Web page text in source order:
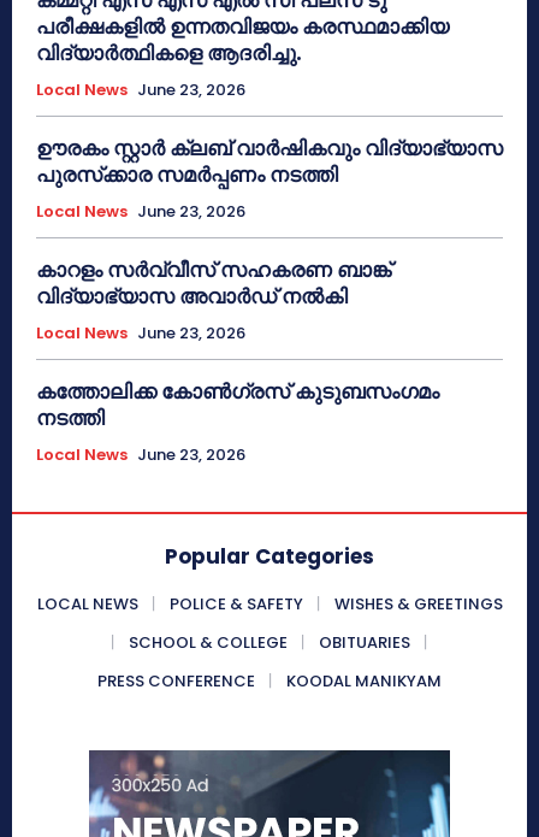
പരീക്ഷകളിൽ ഉന്നതവിജയം കരസ്ഥമാക്കിയ
വിദ്യാർത്ഥികളെ ആദരിച്ചു.
Local News June 23, 2026
ഊരകം സ്റ്റാർ ക്ലബ് വാർഷികവും വിദ്യാഭ്യാസ
പുരസ്‌ക്കാര സമർപ്പണം നടത്തി
Local News June 23, 2026
കാറളം സർവ്വീസ് സഹകരണ ബാങ്ക്
വിദ്യാഭ്യാസ അവാർഡ് നൽകി
Local News June 23, 2026
കത്തോലിക്ക കോൺഗ്രസ് കുടുബസംഗമം
നടത്തി
Local News June 23, 2026
Popular Categories
LOCAL NEWS POLICE & SAFETY
WISHES & GREETINGS
SCHOOL & COLLEGE
OBITUARIES
PRESS CONFERENCE
KOODAL MANIKYAM